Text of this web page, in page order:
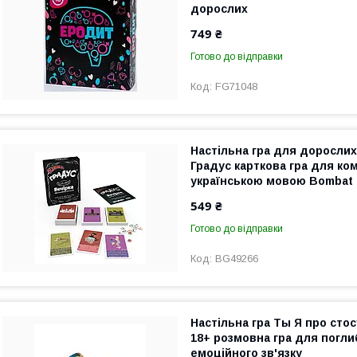
дорослих
749 ₴
Готово до відправки
FG71048
Настільна гра для
Градус карткова гра для
українською мовою Bombat
549 ₴
Готово до відправки
BG49266
Настільна гра Ты Я про
18+ розмовна гра для
емоційного зв'язку